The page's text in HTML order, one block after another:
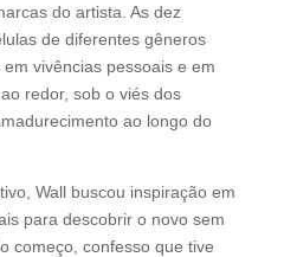
do artista. As dez
de diferentes gêneros
vivências pessoais e em
redor, sob o viés dos
ao longo do
Wall buscou inspiração em
para descobrir o novo sem
começo, confesso que tive